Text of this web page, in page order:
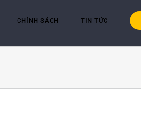
CHÍNH SÁCH TIN TỨC